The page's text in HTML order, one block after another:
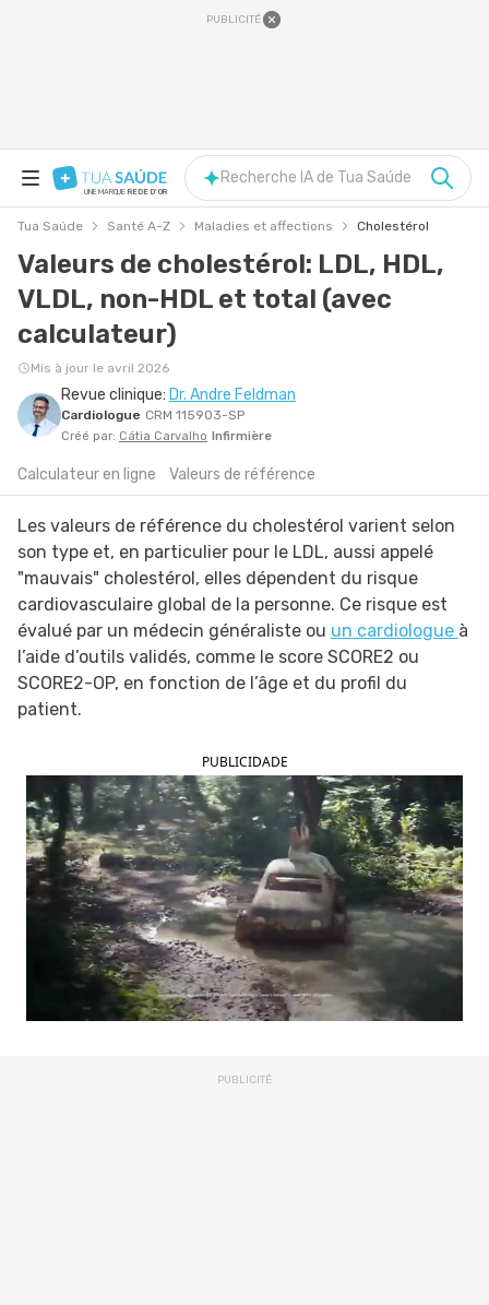
PUBLICITÉ
UNE MARQUE REDE D'OR
Recherche IA de Tua Saúde
Tua Saúde Santé A-Z Maladies et affections Cholestérol
Valeurs de cholestérol: LDL, HDL,
VLDL, non-HDL et total (avec
calculateur)
Mis à jour le avril 2026
Revue clinique: Dr. Andre Feldman
Cardiologue CRM 115903-SP
Créé par: Cátia Carvalho Infirmière
Calculateur en ligne Valeurs de référence
Les valeurs de référence du cholestérol varient selon
son type et, en particulier pour le LDL, aussi appelé
"mauvais" cholestérol, elles dépendent du risque
cardiovasculaire global de la personne. Ce risque est
évalué par un médecin généraliste ou un cardiologue à
l’aide d’outils validés, comme le score SCORE2 ou
SCORE2-OP, en fonction de l’âge et du profil du
patient.
PUBLICIDADE